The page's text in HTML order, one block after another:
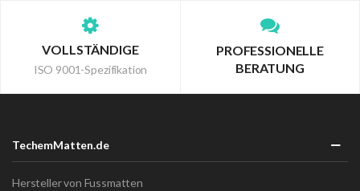
VOLLSTÄNDIGE
ISO 9001-Spezifikation
PROFESSIONELLE
BERATUNG
TechemMatten.de
Hersteller von Fussmatten